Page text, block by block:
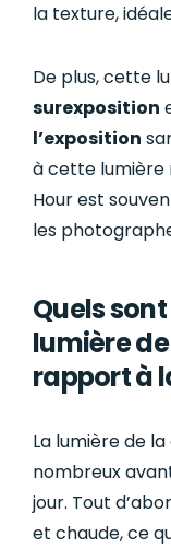
la texture,
De plus, cette
surexposition
l’exposition
à cette lumière
Hour est
les
Quels
lumière
rapport à
La lumière de
nombreux
jour. Tout
et chaude, ce